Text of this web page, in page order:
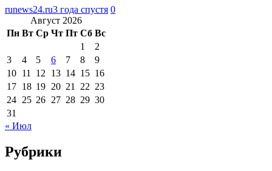
runews24.ru3 года спустя 0
Август 2026
Пн Вт Ср Чт Пт Сб Вс
1
2
3
4 5 6 7 8
9
10 11 12 13 14 15 16
17 18 19 20 21 22 23
24 25 26 27 28 29 30
31
« Июл
Рубрики